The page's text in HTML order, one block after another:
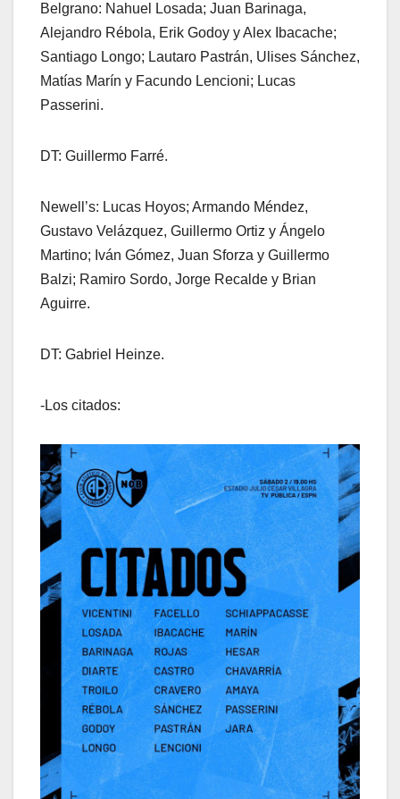
Belgrano: Nahuel Losada; Juan Barinaga,
Alejandro Rébola, Erik Godoy y Alex Ibacache;
Santiago Longo; Lautaro Pastrán, Ulises Sánchez,
Matías Marín y Facundo Lencioni; Lucas
Passerini.
DT: Guillermo Farré.
Newell’s: Lucas Hoyos; Armando Méndez,
Gustavo Velázquez, Guillermo Ortiz y Ángelo
Martino; Iván Gómez, Juan Sforza y Guillermo
Balzi; Ramiro Sordo, Jorge Recalde y Brian
Aguirre.
DT: Gabriel Heinze.
-Los citados: